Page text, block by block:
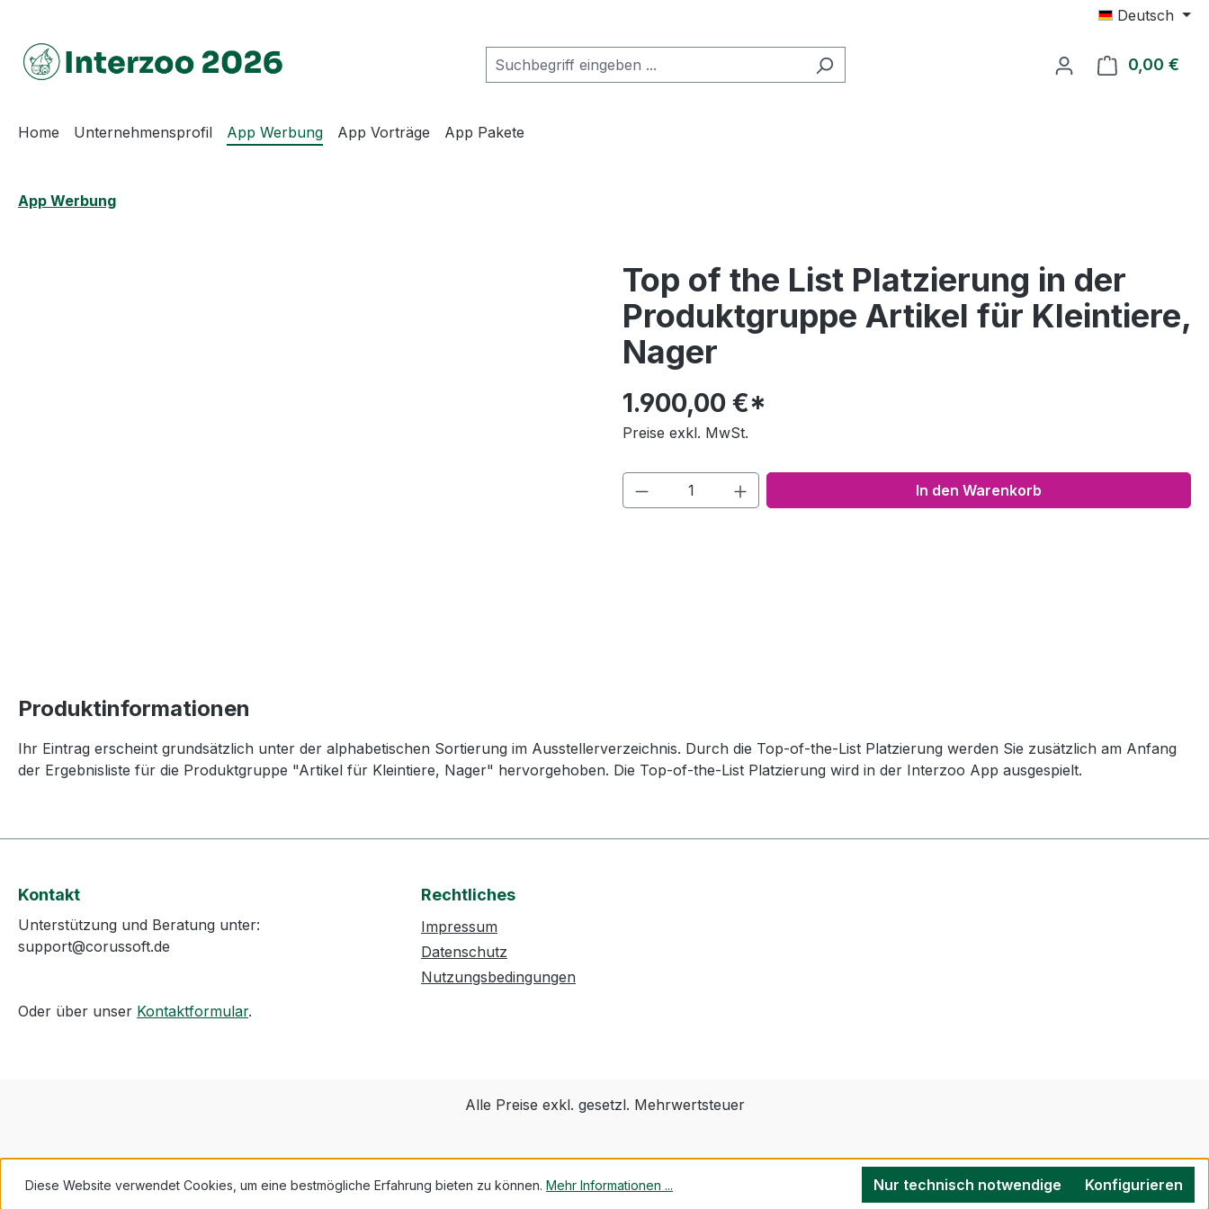
Deutsch
0,00 €
Home Unternehmensprofil App Werbung App Vorträge App Pakete
App Werbung
Top of the List Platzierung in der
Produktgruppe Artikel für Kleintiere,
Nager
1.900,00 €*
Preise exkl. MwSt.
In den Warenkorb
Produktinformationen
Ihr Eintrag erscheint grundsätzlich unter der alphabetischen Sortierung im Ausstellerverzeichnis. Durch die Top-of-the-List Platzierung werden Sie zusätzlich am Anfang
der Ergebnisliste für die Produktgruppe "Artikel für Kleintiere, Nager" hervorgehoben. Die Top-of-the-List Platzierung wird in der Interzoo App ausgespielt.
Kontakt
Unterstützung und Beratung unter:
support@corussoft.de
Oder über unser Kontaktformular.
Rechtliches
Impressum
Datenschutz
Nutzungsbedingungen
Alle Preise exkl. gesetzl. Mehrwertsteuer
Diese Website verwendet Cookies, um eine bestmögliche Erfahrung bieten zu können. Mehr Informationen ... Nur technisch notwendige Konfigurieren